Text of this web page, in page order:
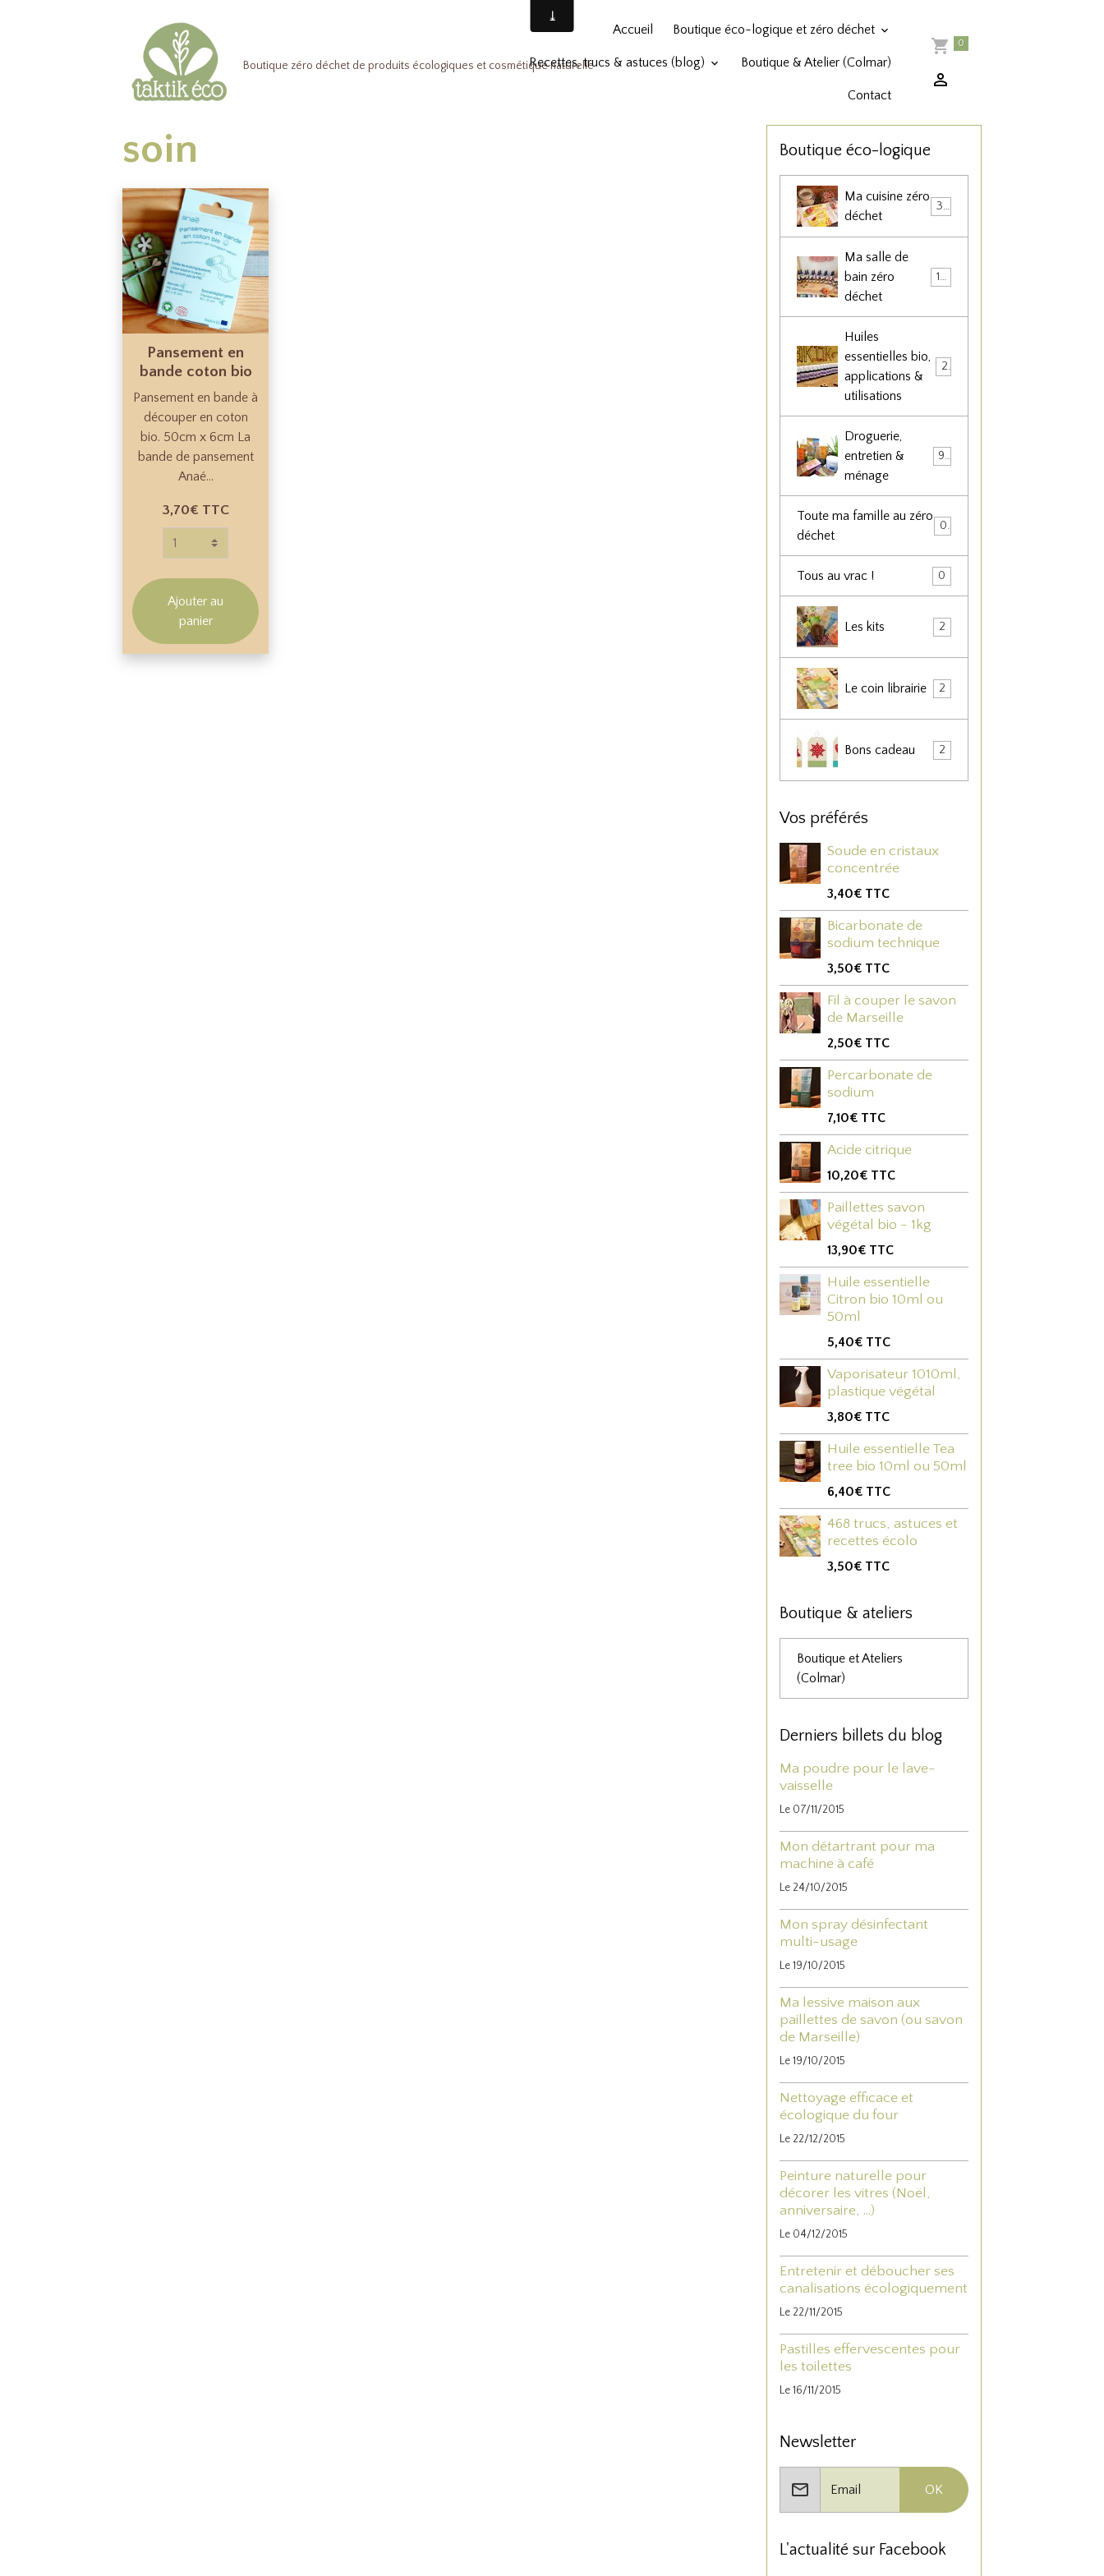
Boutique zéro déchet de produits écologiques et cosmétique naturelle
Accueil Boutique éco-logique et zéro déchet
Recettes, trucs & astuces (blog) Boutique & Atelier (Colmar)
Contact
0
soin
Pansement en
bande coton bio
Pansement en bande à
découper en coton
bio. 50cm x 6cm La
bande de pansement
Anaé...
3,70€ TTC
Ajouter au
panier
Boutique éco-logique
Ma cuisine zéro
déchet
36
Ma salle de
bain zéro
déchet
102
Huiles
essentielles bio,
applications &
utilisations
22
Droguerie,
entretien &
ménage
90
Toute ma famille au zéro
déchet
0
Tous au vrac ! 0
Les kits 2
Le coin librairie 2
Bons cadeau 2
Vos préférés
Soude en cristaux
concentrée
3,40€ TTC
Bicarbonate de
sodium technique
3,50€ TTC
Fil à couper le savon
de Marseille
2,50€ TTC
Percarbonate de
sodium
7,10€ TTC
Acide citrique
10,20€ TTC
Paillettes savon
végétal bio - 1kg
13,90€ TTC
Huile essentielle
Citron bio 10ml ou
50ml
5,40€ TTC
Vaporisateur 1010ml,
plastique végétal
3,80€ TTC
Huile essentielle Tea
tree bio 10ml ou 50ml
6,40€ TTC
468 trucs, astuces et
recettes écolo
3,50€ TTC
Boutique & ateliers
Boutique et Ateliers
(Colmar)
Derniers billets du blog
Ma poudre pour le lave-
vaisselle
Le 07/11/2015
Mon détartrant pour ma
machine à café
Le 24/10/2015
Mon spray désinfectant
multi-usage
Le 19/10/2015
Ma lessive maison aux
paillettes de savon (ou savon
de Marseille)
Le 19/10/2015
Nettoyage efficace et
écologique du four
Le 22/12/2015
Peinture naturelle pour
décorer les vitres (Noël,
anniversaire, ...)
Le 04/12/2015
Entretenir et déboucher ses
canalisations écologiquement
Le 22/11/2015
Pastilles effervescentes pour
les toilettes
Le 16/11/2015
Newsletter
OK
L'actualité sur Facebook